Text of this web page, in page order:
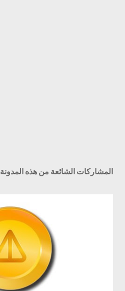
المشاركات الشائعة من هذه المدونة